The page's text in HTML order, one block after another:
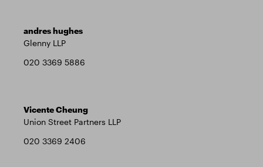
andres hughes
Glenny LLP
020 3369 5886
Vicente Cheung
Union Street Partners LLP
020 3369 2406